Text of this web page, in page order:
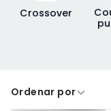
Crossover
A crédito
Ordenar por